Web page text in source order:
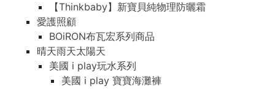
【Thinkbaby】新寶貝純物理防曬霜
愛護照顧
BOiRON布瓦宏系列商品
晴天雨天太陽天
美國 i play玩水系列
美國 i play 寶寶海灘褲